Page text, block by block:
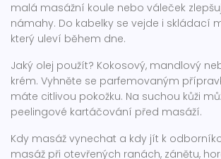
malá masážní koule nebo váleček
námahy. Do kabelky se vejde i skládací
který uleví během dne.
Jaký olej použít? Kokosový, mandlový
krém. Vyhněte se parfemovaným
máte citlivou pokožku. Na suchou kůži
peelingové kartáčování před masáží.
Kdy masáž vynechat a kdy jít k
masáž při otevřených ranách, zánětu,